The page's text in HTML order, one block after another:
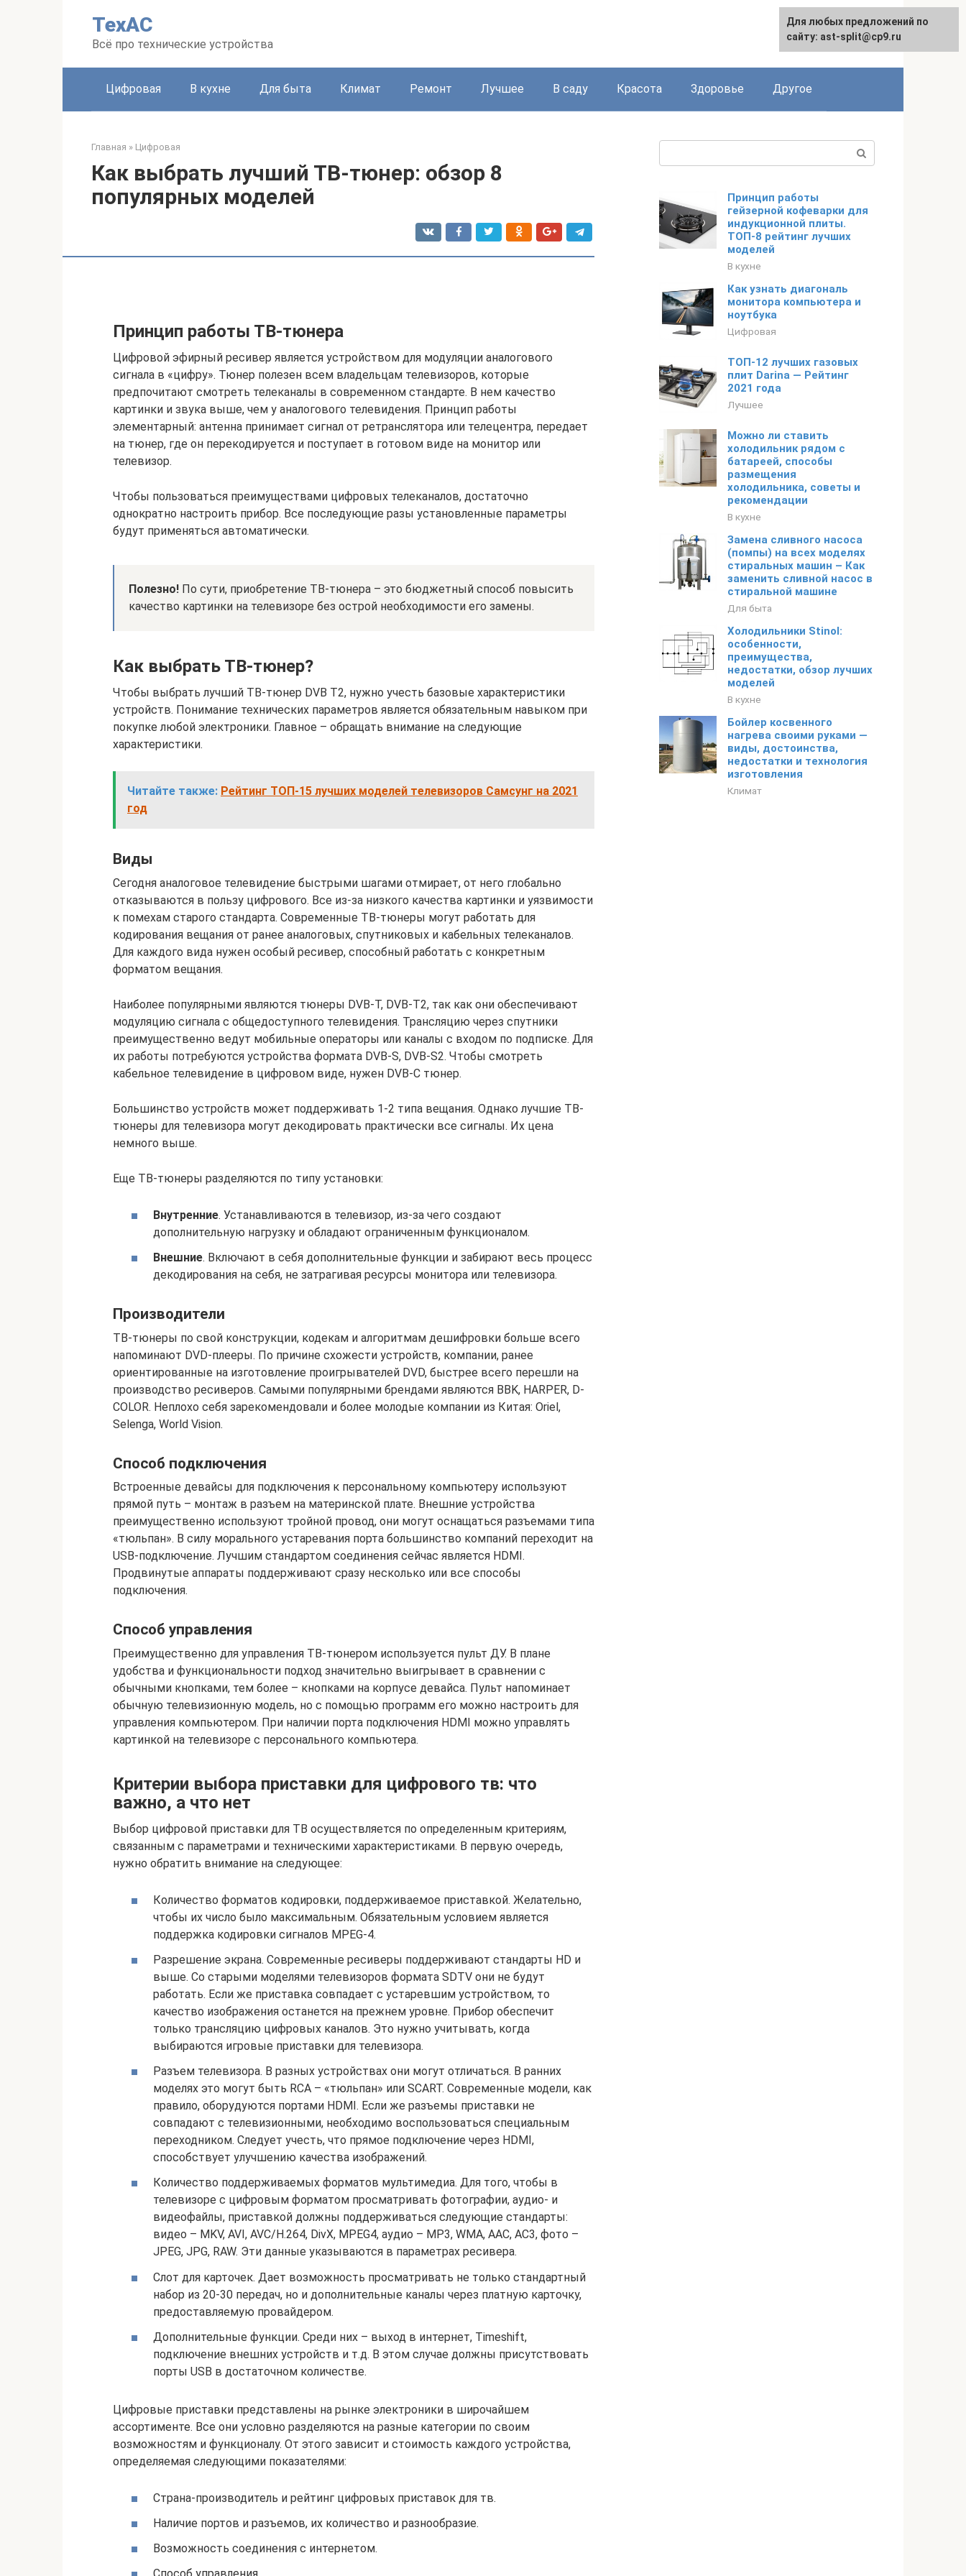
ТехАС
Всё про технические устройства
English
Цифровая В кухне Для быта Климат Ремонт Лучшее В саду Красота Здоровье Другое
Главная » Цифровая
Как выбрать лучший ТВ-тюнер: обзор 8
популярных моделей
Принцип работы ТВ-тюнера
Цифровой эфирный ресивер является устройством для модуляции аналогового
сигнала в «цифру». Тюнер полезен всем владельцам телевизоров, которые
предпочитают смотреть телеканалы в современном стандарте. В нем качество
картинки и звука выше, чем у аналогового телевидения. Принцип работы
элементарный: антенна принимает сигнал от ретранслятора или телецентра, передает
на тюнер, где он перекодируется и поступает в готовом виде на монитор или
телевизор.
Чтобы пользоваться преимуществами цифровых телеканалов, достаточно
однократно настроить прибор. Все последующие разы установленные параметры
будут применяться автоматически.
Полезно! По сути, приобретение ТВ-тюнера – это бюджетный способ повысить
качество картинки на телевизоре без острой необходимости его замены.
Как выбрать ТВ-тюнер?
Чтобы выбрать лучший ТВ-тюнер DVB T2, нужно учесть базовые характеристики
устройств. Понимание технических параметров является обязательным навыком при
покупке любой электроники. Главное – обращать внимание на следующие
характеристики.
Читайте также: Рейтинг ТОП-15 лучших моделей телевизоров Самсунг на 2021
год
Виды
Сегодня аналоговое телевидение быстрыми шагами отмирает, от него глобально
отказываются в пользу цифрового. Все из-за низкого качества картинки и уязвимости
к помехам старого стандарта. Современные ТВ-тюнеры могут работать для
кодирования вещания от ранее аналоговых, спутниковых и кабельных телеканалов.
Для каждого вида нужен особый ресивер, способный работать с конкретным
форматом вещания.
Наиболее популярными являются тюнеры DVB-T, DVB-T2, так как они обеспечивают
модуляцию сигнала с общедоступного телевидения. Трансляцию через спутники
преимущественно ведут мобильные операторы или каналы с входом по подписке. Для
их работы потребуются устройства формата DVB-S, DVB-S2. Чтобы смотреть
кабельное телевидение в цифровом виде, нужен DVB-C тюнер.
Большинство устройств может поддерживать 1-2 типа вещания. Однако лучшие ТВ-
тюнеры для телевизора могут декодировать практически все сигналы. Их цена
немного выше.
Еще ТВ-тюнеры разделяются по типу установки:
Внутренние. Устанавливаются в телевизор, из-за чего создают
дополнительную нагрузку и обладают ограниченным функционалом.
Внешние. Включают в себя дополнительные функции и забирают весь процесс
декодирования на себя, не затрагивая ресурсы монитора или телевизора.
Производители
ТВ-тюнеры по свой конструкции, кодекам и алгоритмам дешифровки больше всего
напоминают DVD-плееры. По причине схожести устройств, компании, ранее
ориентированные на изготовление проигрывателей DVD, быстрее всего перешли на
производство ресиверов. Самыми популярными брендами являются BBK, HARPER, D-
COLOR. Неплохо себя зарекомендовали и более молодые компании из Китая: Oriel,
Selenga, World Vision.
Способ подключения
Встроенные девайсы для подключения к персональному компьютеру используют
прямой путь – монтаж в разъем на материнской плате. Внешние устройства
преимущественно используют тройной провод, они могут оснащаться разъемами типа
«тюльпан». В силу морального устаревания порта большинство компаний переходит на
USB-подключение. Лучшим стандартом соединения сейчас является HDMI.
Продвинутые аппараты поддерживают сразу несколько или все способы
подключения.
Способ управления
Преимущественно для управления ТВ-тюнером используется пульт ДУ. В плане
удобства и функциональности подход значительно выигрывает в сравнении с
обычными кнопками, тем более – кнопками на корпусе девайса. Пульт напоминает
обычную телевизионную модель, но с помощью программ его можно настроить для
управления компьютером. При наличии порта подключения HDMI можно управлять
картинкой на телевизоре с персонального компьютера.
Критерии выбора приставки для цифрового тв: что
важно, а что нет
Выбор цифровой приставки для ТВ осуществляется по определенным критериям,
связанным с параметрами и техническими характеристиками. В первую очередь,
нужно обратить внимание на следующее:
Количество форматов кодировки, поддерживаемое приставкой. Желательно,
чтобы их число было максимальным. Обязательным условием является
поддержка кодировки сигналов MPEG-4.
Разрешение экрана. Современные ресиверы поддерживают стандарты HD и
выше. Со старыми моделями телевизоров формата SDTV они не будут
работать. Если же приставка совпадает с устаревшим устройством, то
качество изображения останется на прежнем уровне. Прибор обеспечит
только трансляцию цифровых каналов. Это нужно учитывать, когда
выбираются игровые приставки для телевизора.
Разъем телевизора. В разных устройствах они могут отличаться. В ранних
моделях это могут быть RCA – «тюльпан» или SCART. Современные модели, как
правило, оборудуются портами HDMI. Если же разъемы приставки не
совпадают с телевизионными, необходимо воспользоваться специальным
переходником. Следует учесть, что прямое подключение через HDMI,
способствует улучшению качества изображений.
Количество поддерживаемых форматов мультимедиа. Для того, чтобы в
телевизоре с цифровым форматом просматривать фотографии, аудио- и
видеофайлы, приставкой должны поддерживаться следующие стандарты:
видео – MKV, AVI, AVC/H.264, DivX, MPEG4, аудио – MP3, WMA, AAC, АС3, фото –
JPEG, JPG, RAW. Эти данные указываются в параметрах ресивера.
Слот для карточек. Дает возможность просматривать не только стандартный
набор из 20-30 передач, но и дополнительные каналы через платную карточку,
предоставляемую провайдером.
Дополнительные функции. Среди них – выход в интернет, Timeshift,
подключение внешних устройств и т.д. В этом случае должны присутствовать
порты USB в достаточном количестве.
Цифровые приставки представлены на рынке электроники в широчайшем
ассортименте. Все они условно разделяются на разные категории по своим
возможностям и функционалу. От этого зависит и стоимость каждого устройства,
определяемая следующими показателями:
Страна-производитель и рейтинг цифровых приставок для тв.
Наличие портов и разъемов, их количество и разнообразие.
Возможность соединения с интернетом.
Принцип работы
гейзерной кофеварки для
индукционной плиты.
ТОП-8 рейтинг лучших
моделей
В кухне
Как узнать диагональ
монитора компьютера и
ноутбука
Цифровая
ТОП-12 лучших газовых
плит Darina — Рейтинг
2021 года
Лучшее
Можно ли ставить
холодильник рядом с
батареей, способы
размещения
холодильника, советы и
рекомендации
В кухне
Замена сливного насоса
(помпы) на всех моделях
стиральных машин – Как
заменить сливной насос в
стиральной машине
Для быта
Холодильники Stinol:
особенности,
преимущества,
недостатки, обзор лучших
моделей
В кухне
Бойлер косвенного
нагрева своими руками —
виды, достоинства,
недостатки и технология
изготовления
Климат
Для любых предложений по
сайту: ast-split@cp9.ru